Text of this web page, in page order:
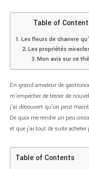
Table of
Les fleurs de chanvre
Les propriétés
Mon avis sur ce
En grand amateur de
m’empêcher de tester de
j’ai découvert qu’on peut
De quoi me rendre un peu
et que j’ai tout de suite acheter
Table of Contents